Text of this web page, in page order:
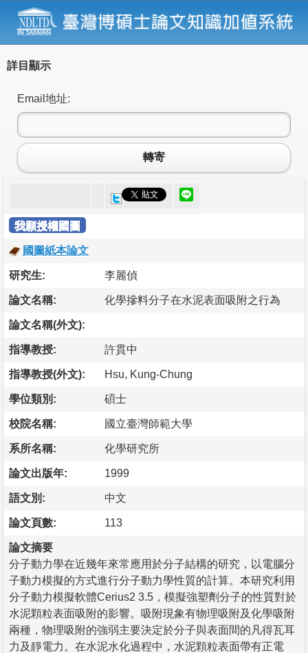
詳目顯示
Email地址:
轉寄
我願授權國圖
國圖紙本論文
研究生: 李麗偵
論文名稱: 化學摻料分子在水泥表面吸附之行為
論文名稱(外文):
指導教授: 許貫中
指導教授(外文): Hsu, Kung-Chung
學位類別: 碩士
校院名稱: 國立臺灣師範大學
系所名稱: 化學研究所
論文出版年: 1999
語文別: 中文
論文頁數: 113
論文摘要
分子動力學在近幾年來常應用於分子結構的研究，以電腦分
子動力模擬的方式進行分子動力學性質的計算。本研究利用
分子動力模擬軟體Cerius2 3.5，模擬強塑劑分子的性質對於
水泥顆粒表面吸附的影響。吸附現象有物理吸附及化學吸附
兩種，物理吸附的強弱主要決定於分子與表面間的凡得瓦耳
力及靜電力。在水泥水化過程中，水泥顆粒表面帶有正電